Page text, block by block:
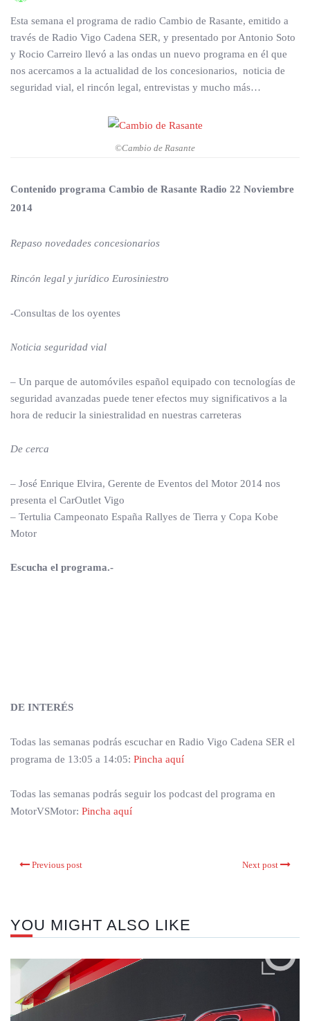
Esta semana el programa de radio Cambio de Rasante, emitido a
través de Radio Vigo Cadena SER, y presentado por Antonio Soto
y Rocio Carreiro llevó a las ondas un nuevo programa en él que
nos acercamos a la actualidad de los concesionarios, noticia de
seguridad vial, el rincón legal, entrevistas y mucho más…
©Cambio de Rasante
Contenido programa Cambio de Rasante Radio 22 Noviembre
2014
Repaso novedades concesionarios
Rincón legal y jurídico Eurosiniestro
-Consultas de los oyentes
Noticia seguridad vial
– Un parque de automóviles español equipado con tecnologías de
seguridad avanzadas puede tener efectos muy significativos a la
hora de reducir la siniestralidad en nuestras carreteras
De cerca
– José Enrique Elvira, Gerente de Eventos del Motor 2014 nos
presenta el CarOutlet Vigo
– Tertulia Campeonato España Rallyes de Tierra y Copa Kobe
Motor
Escucha el programa.-
DE INTERÉS
Todas las semanas podrás escuchar en Radio Vigo Cadena SER el
programa de 13:05 a 14:05: Pincha aquí
Todas las semanas podrás seguir los podcast del programa en
MotorVSMotor: Pincha aquí
Previous post Next post
YOU MIGHT ALSO LIKE